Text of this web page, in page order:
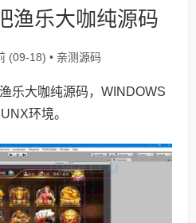
渔乐大咖纯源码
(09-18) • 亲测源码
乐大咖纯源码，WINDOWS
环境。